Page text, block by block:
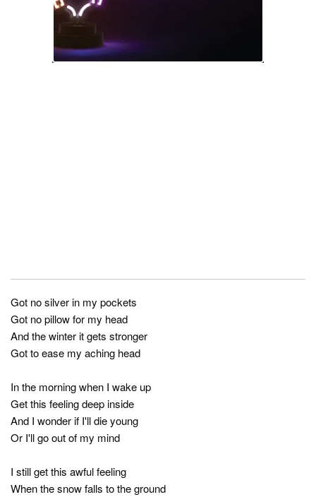
Got no silver in my pockets
Got no pillow for my head
And the winter it gets stronger
Got to ease my aching head
In the morning when I wake up
Get this feeling deep inside
And I wonder if I'll die young
Or I'll go out of my mind
I still get this awful feeling
When the snow falls to the ground